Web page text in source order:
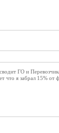
ГО и
что я забрал 15% от